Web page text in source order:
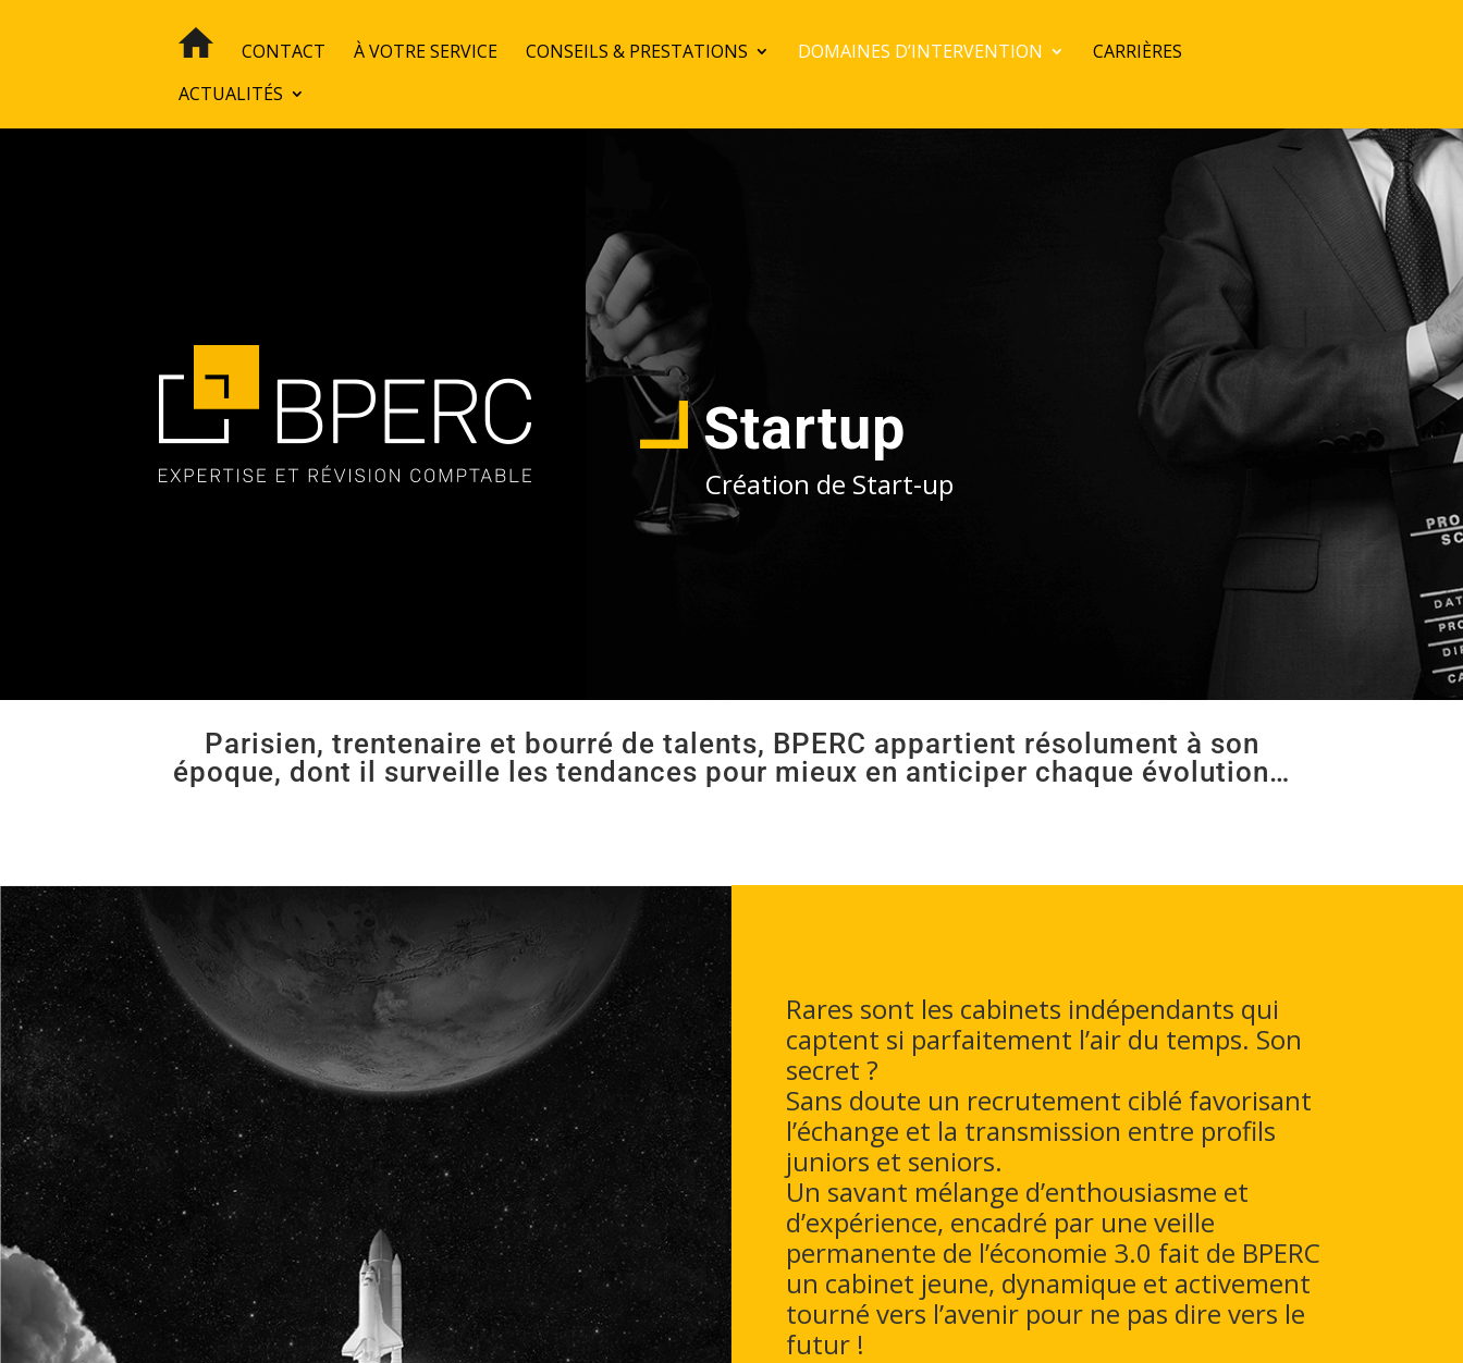
CONTACT À VOTRE SERVICE CONSEILS & PRESTATIONS DOMAINES D’INTERVENTION
CARRIÈRES
ACTUALITÉS
Startup
Création de Start-up
Parisien, trentenaire et bourré de talents, BPERC appartient résolument à son
époque, dont il surveille les tendances pour mieux en anticiper chaque évolution…
Rares sont les cabinets indépendants qui
captent si parfaitement l’air du temps. Son
secret ?
Sans doute un recrutement ciblé favorisant
l’échange et la transmission entre profils
juniors et seniors.
Un savant mélange d’enthousiasme et
d’expérience, encadré par une veille
permanente de l’économie 3.0 fait de BPERC
un cabinet jeune, dynamique et activement
tourné vers l’avenir pour ne pas dire vers le
futur !